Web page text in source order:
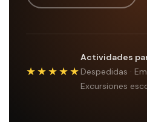
★★★★★
Actividades
Despedidas ·
Excursiones